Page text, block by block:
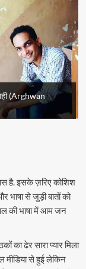
(Arghwan
है. इसके ज़रिए कोशिश
भाषा से जुड़ी बातों को
की भाषा में आम जन
का ढेर सारा प्यार मिला
मीडिया से हुई लेकिन